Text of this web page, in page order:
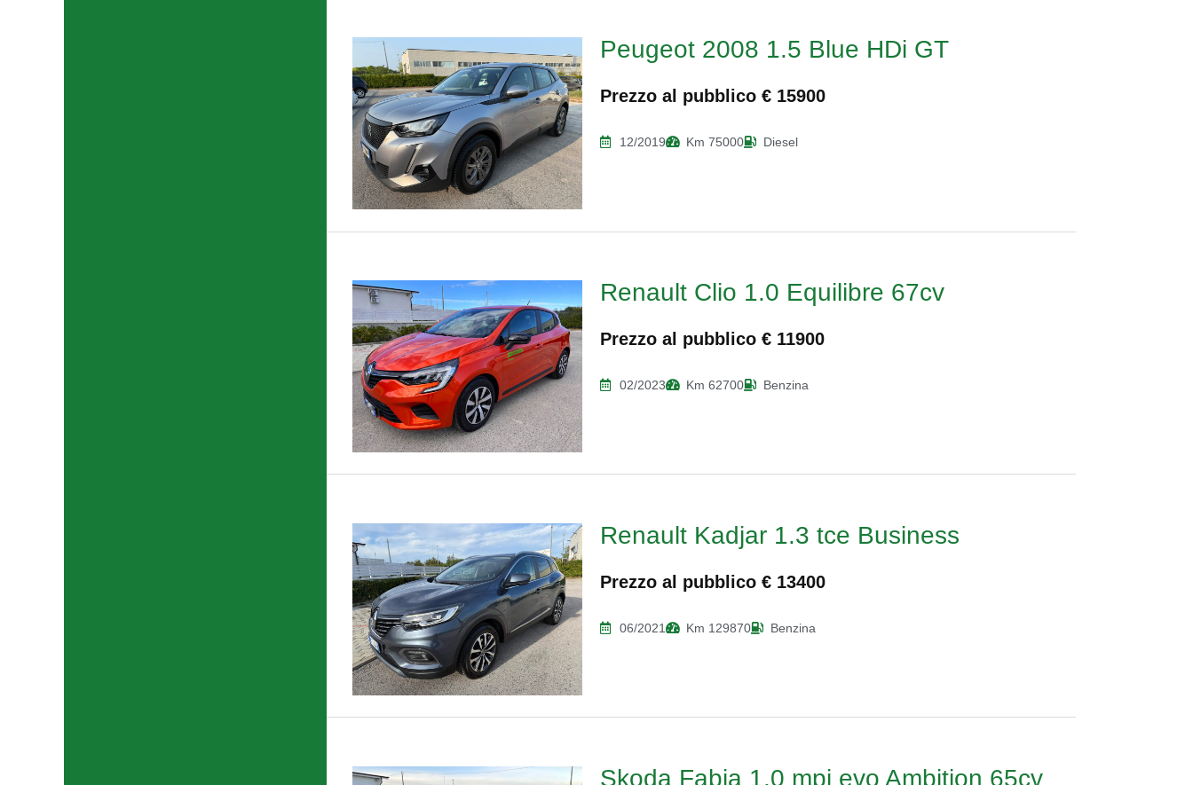
Peugeot 2008 1.5 Blue HDi GT
Prezzo al pubblico € 15900
12/2019 Km 75000 Diesel
Renault Clio 1.0 Equilibre 67cv
Prezzo al pubblico € 11900
02/2023 Km 62700 Benzina
Renault Kadjar 1.3 tce Business
Prezzo al pubblico € 13400
06/2021 Km 129870 Benzina
Skoda Fabia 1.0 mpi evo Ambition 65cv